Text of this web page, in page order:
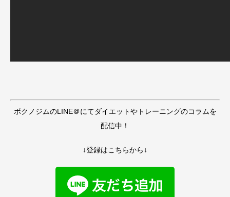
ボクノジムのLINE＠にてダイエットやトレーニングのコラムを
配信中！
↓登録はこちらから↓